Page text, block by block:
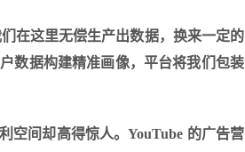
在这里无偿生产出数据，换来一定的
数据构建精准画像，平台将我们包装
空间却高得惊人。YouTube 的广告营